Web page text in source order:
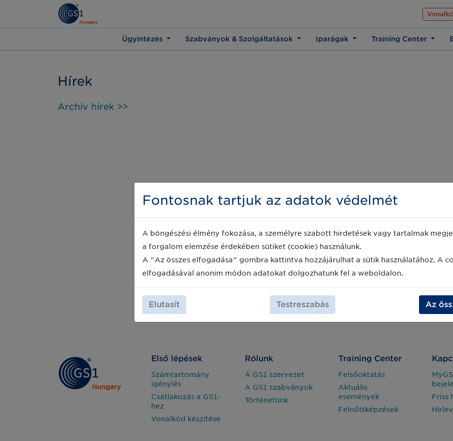
Az üzleti élet közös
Ügyintézés Szabványok & Szolgáltatások Iparágak Training Center
Hírek
Archív hírek >>
Első lépések
Számtartomány
igénylés
Csatlakozás a GS1-
hez
Vonalkód készítése
Rólunk
A GS1 szervezet
A GS1 szabványok
Történetünk
Training Center
Felsőoktatás
Aktuális
események
Felnőttképzések
Friss
Fontosnak tartjuk az adatok védelmét
A böngészési élmény fokozása, a személyre szabott hirdetések vagy tartalmak
a forgalom elemzése érdekében sütiket (cookie) használunk.
A "Az összes elfogadása" gombra kattintva hozzájárulhat a sütik használatához. A
elfogadásával anonim módon adatokat dolgozhatunk fel a weboldalon.
Elutasít Testreszabás Az